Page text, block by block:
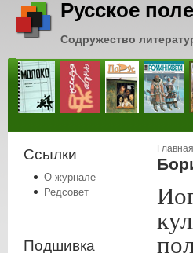
Русское поле
Содружество
Ссылки
О журнале
Редсовет
Подшивка
Вы
Главная